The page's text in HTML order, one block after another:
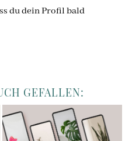
du dein Profil bald
GEFALLEN: